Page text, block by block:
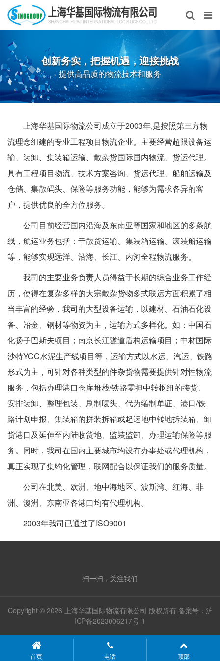
创新务实，把握机遇，迎接挑战
提供高品质的物流技术和服务
上海华基国际物流公司成立于2003年,是按照第三方物
流理念组建的专业工程项目物流企业。主要经营超限设备运
输、装卸、集装箱运输、散杂货国际国内物流、货运代理。
具有工程项目物流、技术方案咨询、货运代理、船舶运输及
仓储、集散码头、保险等服务功能，能够为需求各异的客
户，提供优良的全方位服务。
公司目前经营国内沿海及东南亚等国家和地区的多条航
线，航运业务包括：干散货运输、集装箱运输、滚装船运输
等，能够实现远洋、沿海、长江、内河全程物流服务。
我司的主要业务负责人员得益于长期的综合业务工作经
历，使得在复杂多样的大宗散杂货物多式联运方面积累了相
当丰富的经验，我司的大型设备运输，以建材、石油石化设
备、冶金、钢材等物资为主，运输方式多样化。如：中国石
化扬子巴斯夫项目；南京长江隧道盾构运输项目；中材国际
沙特YCC水泥生产线项目等，运输方式以水运、汽运、铁路
形式为主，可针对各种类型的件杂货物需要提供针对性物流
服务，包括办理港口仓库堆栈/铁路零担中转枢纽的接货、
安排装卸、整理包装、刷制唛头、代为缮制单证、港口/铁
路计划申报、集装箱的拼装拆箱或起运地中转地拆装箱、卸
货港口及延伸至内陆收货地、监装监卸、办理运输保险等服
务。同时，我司在国内主要城市均设有办事处或代理机构，
真正实现了集约化管理，联网配合以保证我们的服务质量。
公司在北美、欧洲、地中海地区、波斯湾、红海、非
洲、澳洲、东南亚各港口均有代理机构。
2003年我司已通过了ISO9001
扫一扫，关注我们
Copyright © 2026 上海华基国际物流有限公司 版权所有 备案号： 沪
ICP备2023006217号-1
首页 电话 顶部